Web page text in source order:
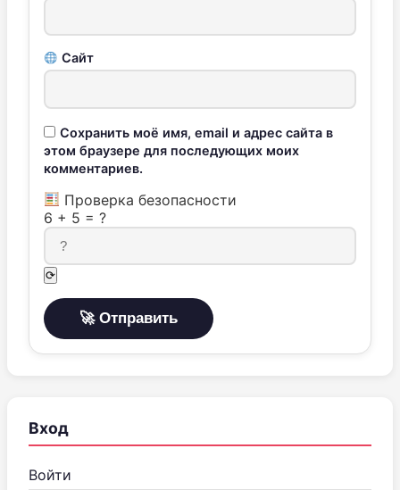
Вход
Войти
Сайт
Сохранить моё имя, email и адрес сайта в
этом браузере для последующих моих
комментариев.
Проверка безопасности
6 + 5 = ?
⟳